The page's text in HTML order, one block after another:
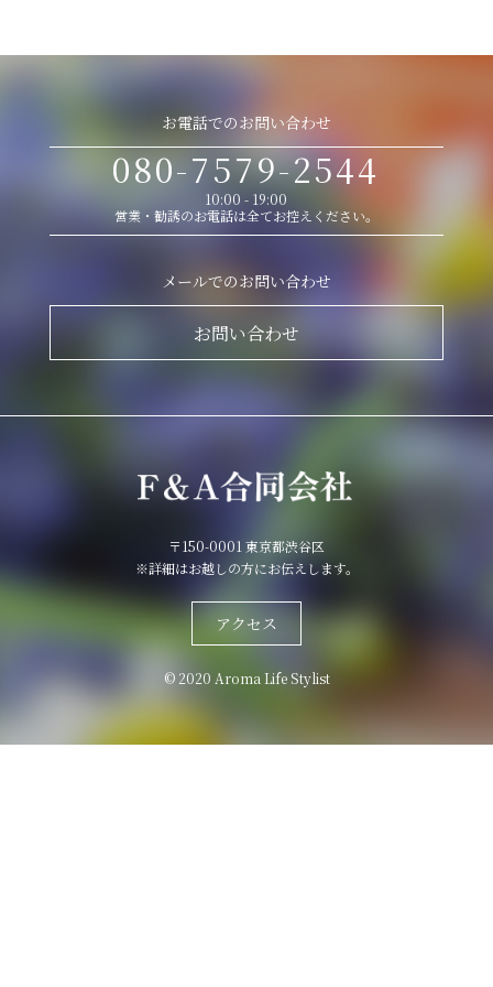
お電話でのお問い合わせ
080-7579-2544
10:00 - 19:00
営業・勧誘のお電話は全てお控えください。
メールでのお問い合わせ
お問い合わせ
〒150-0001 東京都渋谷区
※詳細はお越しの方にお伝えします。
アクセス
© 2020 Aroma Life Stylist